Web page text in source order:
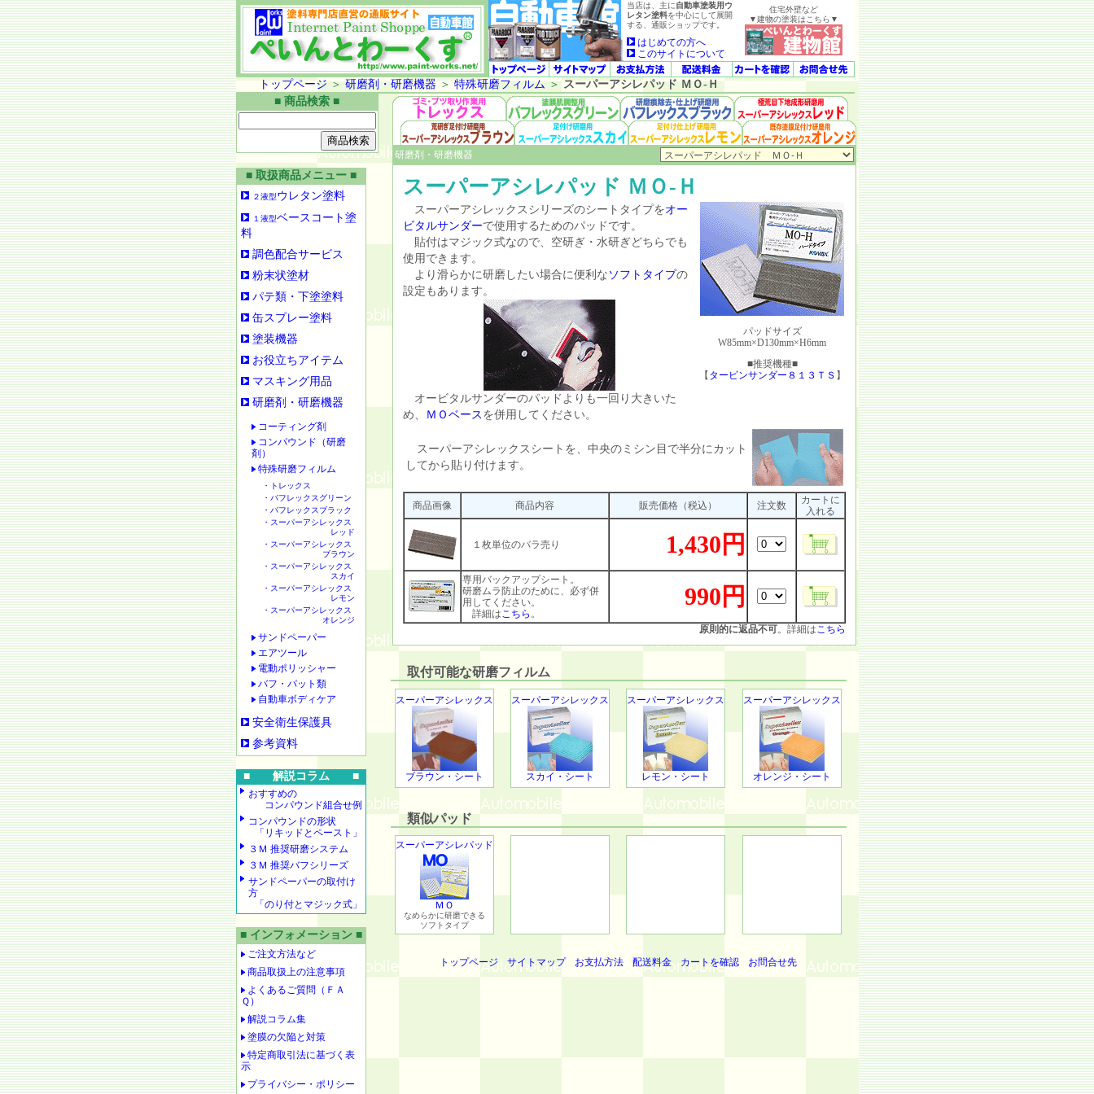
当店は、主に自動車塗装用ウ
レタン塗料を中心にして展開
する、通販ショップです。
はじめての方へ
このサイトについて
住宅外壁など
▼建物の塗装はこちら▼
トップページ ＞ 研磨剤・研磨機器 ＞ 特殊研磨フィルム ＞ スーパーアシレパッド ＭＯ-Ｈ
■ 商品検索 ■
■ 取扱商品メニュー ■
２液型ウレタン塗料
１液型ベースコート塗
料
調色配合サービス
粉末状塗材
パテ類・下塗塗料
缶スプレー塗料
塗装機器
お役立ちアイテム
マスキング用品
研磨剤・研磨機器
コーティング剤
コンパウンド（研磨
剤）
特殊研磨フィルム
・トレックス
・バフレックスグリーン
・バフレックスブラック
・スーパーアシレックス
レッド
・スーパーアシレックス
ブラウン
・スーパーアシレックス
スカイ
・スーパーアシレックス
レモン
・スーパーアシレックス
オレンジ
サンドペーパー
エアツール
電動ポリッシャー
バフ・パット類
自動車ボディケア
安全衛生保護具
参考資料
■ 解説コラム ■
おすすめの
コンパウンド組合せ例
コンパウンドの形状
「リキッドとペースト」
３Ｍ 推奨研磨システム
３Ｍ 推奨バフシリーズ
サンドペーパーの取付け
方
「のり付とマジック式」
■ インフォメーション ■
ご注文方法など
商品取扱上の注意事項
よくあるご質問（ＦＡ
Ｑ）
解説コラム集
塗膜の欠陥と対策
特定商取引法に基づく表
示
プライバシー・ポリシー
研磨剤・研磨機器
スーパーアシレパッド ＭＯ-Ｈ
スーパーアシレックスシリーズのシートタイプをオー
ビタルサンダーで使用するためのパッドです。
貼付はマジック式なので、空研ぎ・水研ぎどちらでも
使用できます。
より滑らかに研磨したい場合に便利な ソフトタイプの
設定もあります。
オービタルサンダーのパッドよりも一回り大きいた
め、
ＭＯベース を併用してください。
パッドサイズ
W85mm×D130mm×H6mm
■推奨機種■
【 タービンサンダー８１３ＴＳ 】
スーパーアシレックスシートを、中央のミシン目で半分にカット
してから貼り付けます。
商品画像 商品内容 販売価格（税込） 注文数
カートに
入れる
１枚単位のバラ売り 1,430円
専用バックアップシート。
研磨ムラ防止のために、必ず併
用してください。
詳細はこちら 。
990円
原則的に返品不可。詳細はこちら
取付可能な研磨フィルム
スーパーアシレックス
ブラウン・シート
スーパーアシレックス
スカイ・シート
スーパーアシレックス
レモン・シート
スーパーアシレックス
オレンジ・シート
類似パッド
スーパーアシレパッド
ＭＯ
なめらかに研磨できる
ソフトタイプ
トップページ サイトマップ お支払方法 配送料金 カートを確認 お問合せ先